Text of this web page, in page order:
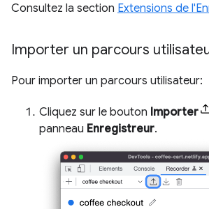
Consultez la section Extensions de
Importer un parcours
Pour importer un parcours utilisateur:
Cliquez sur le bouton Importer
panneau Enregistreur.